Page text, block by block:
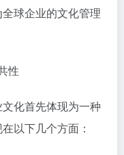
球企业的文化管理
性
化首先体现为一种
以下几个方面：